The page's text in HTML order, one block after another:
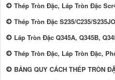
Thép Tròn Đặc, Láp Tròn Đặc
Thép Tròn Đặc S235/C235/
Láp Tròn Đặc Q345A, Q345B,
Thép Tròn Đặc, Láp Tròn Đặc,
BẢNG QUY CÁCH THÉP TRÒN